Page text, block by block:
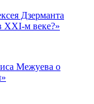
Дзерманта
XXI-м веке?»
Межуева о